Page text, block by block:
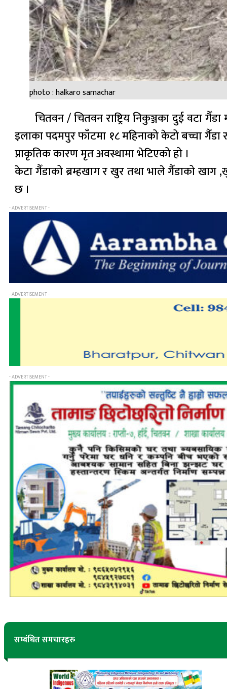
photo : halkaro samachar
चितवन / चितवन राष्ट्रिय निकुञ्जका दुई वटा
इलाका पदमपुर फाँटमा १८ महिनाको केटो बच्चा
प्राकृतिक कारण मृत अवस्थामा भेटिएको हो ।
केटा गैँडाको ब्रम्हखाग र खुर तथा भाले गैँडाको खाग
छ ।
- ADVERTISEMENT -
- ADVERTISEMENT -
- ADVERTISEMENT -
सम्बंधित समचारहरु